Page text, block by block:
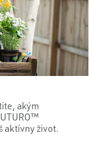
akým
aktívny život.